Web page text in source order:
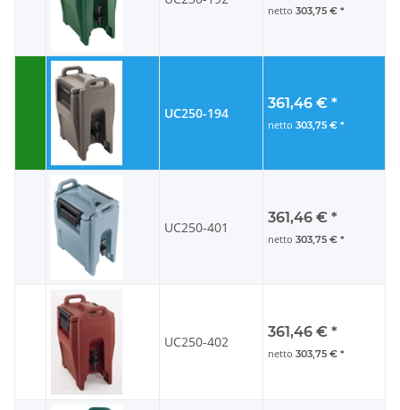
netto 303,75 € *
UC250-194
361,46 € *
netto 303,75 € *
UC250-401
361,46 € *
netto 303,75 € *
UC250-402
361,46 € *
netto 303,75 € *